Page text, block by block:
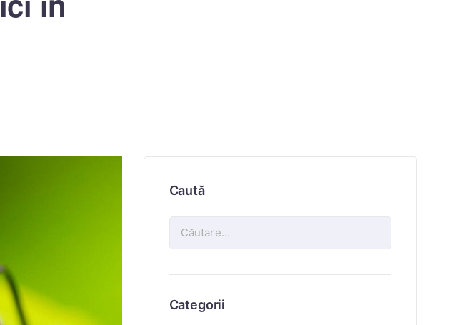
Caută
Categorii